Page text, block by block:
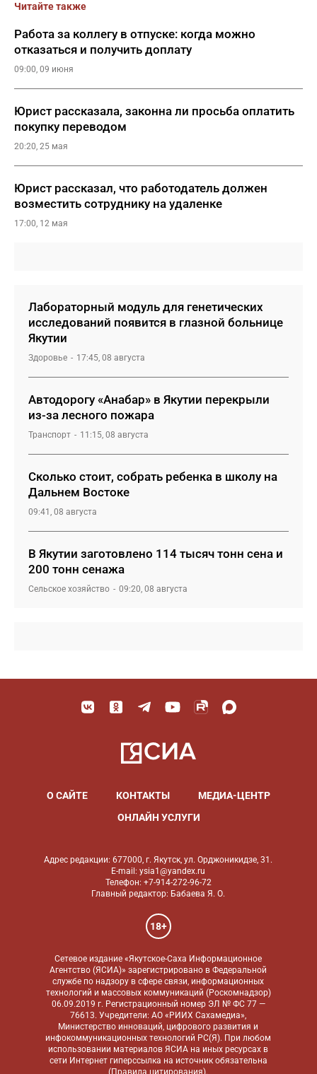
Читайте также
Работа за коллегу в отпуске: когда можно
отказаться и получить доплату
09:00, 09 июня
Юрист рассказала, законна ли просьба оплатить
покупку переводом
20:20, 25 мая
Юрист рассказал, что работодатель должен
возместить сотруднику на удаленке
17:00, 12 мая
Лабораторный модуль для генетических
исследований появится в глазной больнице
Якутии
Здоровье 17:45, 08 августа
Автодорогу «Анабар» в Якутии перекрыли
из-за лесного пожара
Транспорт 11:15, 08 августа
Сколько стоит, собрать ребенка в школу на
Дальнем Востоке
09:41, 08 августа
В Якутии заготовлено 114 тысяч тонн сена и
200 тонн сенажа
Сельское хозяйство 09:20, 08 августа
О САЙТЕ КОНТАКТЫ
МЕДИА-ЦЕНТР
ОНЛАЙН УСЛУГИ
Адрес редакции: 677000, г. Якутск, ул. Орджоникидзе, 31.
E-mail: ysia1@yandex.ru
Телефон: +7-914-272-96-72
Главный редактор: Бабаева Я. О.
18+
Сетевое издание «Якутское-Саха Информационное
Агентство (ЯСИА)» зарегистрировано в Федеральной
службе по надзору в сфере связи, информационных
технологий и массовых коммуникаций (Роскомнадзор)
06.09.2019 г. Регистрационный номер ЭЛ № ФС 77 —
76613. Учредители: АО «РИИХ Сахамедиа»,
Министерство инноваций, цифрового развития и
инфокоммуникационных технологий РС(Я). При любом
использовании материалов ЯСИА на иных ресурсах в
сети Интернет гиперссылка на источник обязательна
(Правила цитирования).